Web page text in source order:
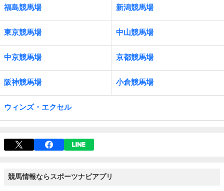
福島競馬場 新潟競馬場
東京競馬場 中山競馬場
中京競馬場 京都競馬場
阪神競馬場 小倉競馬場
ウィンズ・エクセル
競馬情報ならスポーツナビアプリ